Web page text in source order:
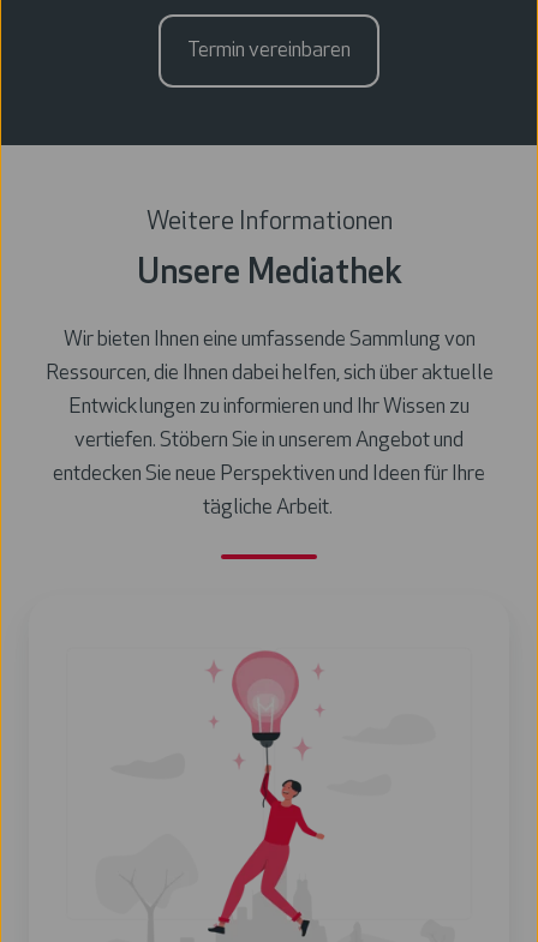
Termin vereinbaren
Weitere Informationen
Unsere Mediathek
Wir bieten Ihnen eine umfassende Sammlung von
Ressourcen, die Ihnen dabei helfen, sich über aktuelle
Entwicklungen zu informieren und Ihr Wissen zu
vertiefen. Stöbern Sie in unserem Angebot und
entdecken Sie neue Perspektiven und Ideen für Ihre
tägliche Arbeit.